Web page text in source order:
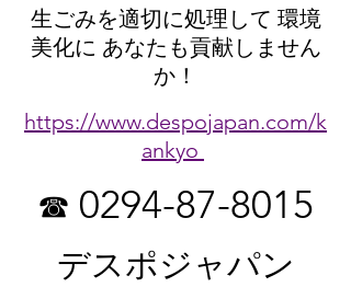
生ごみを適切に処理して 環境
美化に あなたも貢献しません
か！
https://www.despojapan.com/k
ankyo
☎ 0294-87-8015
デスポジャパン